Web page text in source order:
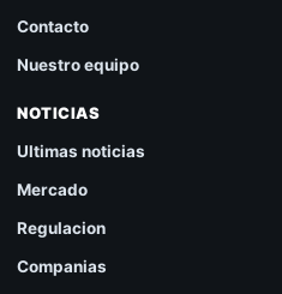
Contacto
Nuestro equipo
NOTICIAS
Ultimas noticias
Mercado
Regulacion
Companias